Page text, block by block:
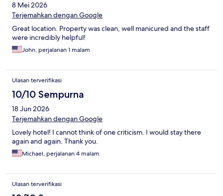
8 Mei 2026
Terjemahkan dengan Google
Great location. Property was clean, well manicured and the staff
were incredibly helpful!
John, perjalanan 1 malam
Ulasan terverifikasi
10/10 Sempurna
18 Jun 2026
Terjemahkan dengan Google
Lovely hotel! I cannot think of one criticism. I would stay there
again and again. Thank you.
Michael, perjalanan 4 malam
Ulasan terverifikasi